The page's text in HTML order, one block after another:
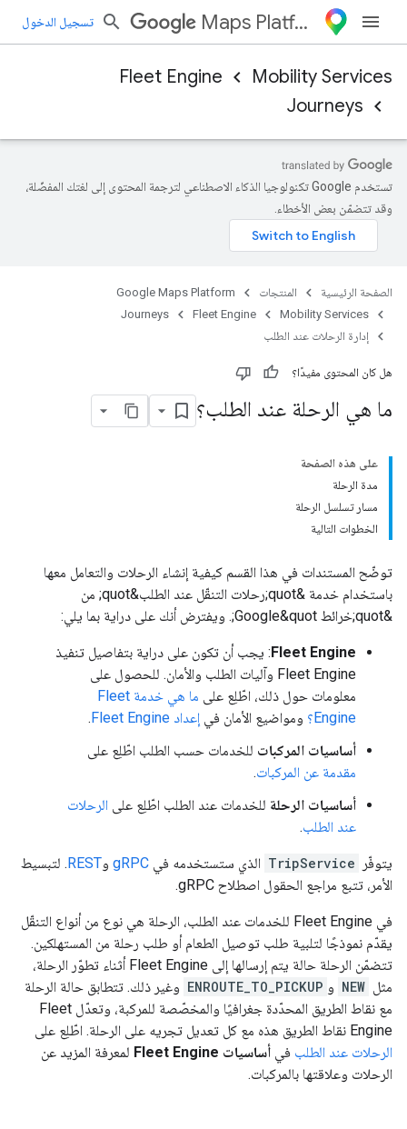
Maps Platform تسجيل الدخول
Mobility Services
Fleet Engine
Journeys
تستخدم Google تكنولوجيا الذكاء الاصطناعي لترجمة المحتوى إلى لغتك المفضّلة،
وقد تتضمّن بعض الأخطاء.
الصفحة الرئيسية المنتجات
Google Maps Platform
Mobility Services
Fleet Engine
Journeys
إدارة الرحلات عند الطلب
هل كان المحتوى مفيدًا؟
ما هي الرحلة عند الطلب؟
على هذه الصفحة
مدة الرحلة
مسار تسلسل الرحلة
الخطوات التالية
توضّح المستندات في هذا القسم كيفية إنشاء الرحلات والتعامل معها
باستخدام خدمة &quot;رحلات التنقّل عند الطلب&quot; من
&quot;خرائط Google&quot;. ويفترض أنك على دراية بما يلي:
Fleet Engine: يجب أن تكون على دراية بتفاصيل تنفيذ
Fleet Engine وآليات الطلب والأمان. للحصول على
معلومات حول ذلك، اطّلِع على
ما هي خدمة Fleet
Engine؟
ومواضيع الأمان في إعداد Fleet Engine
.
أساسيات المركبات للخدمات حسب الطلب اطّلِع على
مقدمة عن المركبات.
أساسيات الرحلة للخدمات عند الطلب اطّلِع على الرحلات
عند الطلب.
يتوفّر TripService الذي ستستخدمه في gRPC وREST. لتبسيط
الأمر، تتبع مراجع الحقول اصطلاح gRPC.
في Fleet Engine للخدمات عند الطلب، الرحلة هي نوع من أنواع التنقّل
يقدّم نموذجًا لتلبية طلب توصيل الطعام أو طلب رحلة من المستهلكين.
تتضمّن الرحلة حالة يتم إرسالها إلى Fleet Engine أثناء تطوّر الرحلة،
مثل NEW و ENROUTE_TO_PICKUP وغير ذلك. تتطابق حالة الرحلة
مع نقاط الطريق المحدّدة جغرافيًا والمخصّصة للمركبة، وتعدّل Fleet
Engine نقاط الطريق هذه مع كل تعديل تجريه على الرحلة. اطّلِع على
الرحلات عند الطلب في أساسيات Fleet Engine
لمعرفة المزيد عن
الرحلات وعلاقتها بالمركبات.